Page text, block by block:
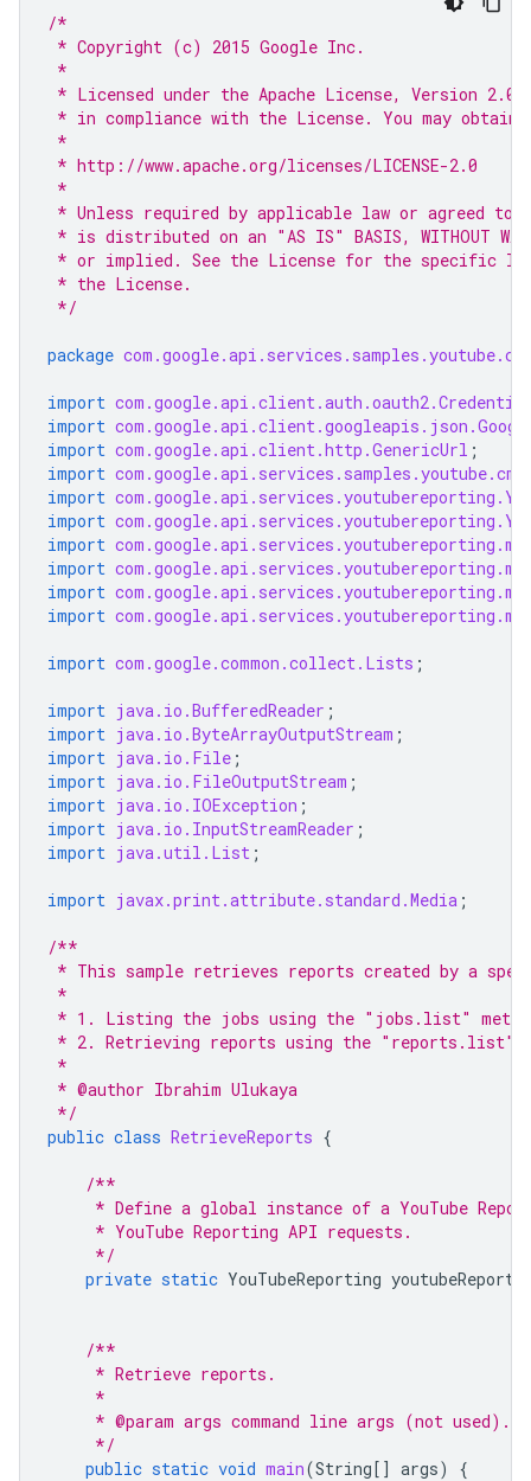
/*
* Copyright (c) 2015 Google Inc.
*
* Licensed under the Apache License, Version
* in compliance with the License. You may
*
* http://www.apache.org/licenses/LICENSE-2.0
*
* Unless required by applicable law or agreed
* is distributed on an "AS IS" BASIS, WITHOUT
* or implied. See the License for the specific
* the License.
*/
package
import
import
import com.google.api.client.http.GenericUrl ;
import
import
import
import
import
import
import
import com.google.common.collect.Lists ;
import java.io.BufferedReader ;
import java.io.ByteArrayOutputStream ;
import java.io.File ;
import java.io.FileOutputStream ;
import java.io.IOException ;
import java.io.InputStreamReader ;
import java.util.List ;
import javax.print.attribute.standard.Media ;
/**
* This sample retrieves reports created by a
*
* 1. Listing the jobs using the "jobs.list"
* 2. Retrieving reports using the "reports.list"
*
* @author Ibrahim Ulukaya
*/
public class RetrieveReports {
/**
* Define a global instance of a YouTube
     * YouTube Reporting API requests.
     */
private static YouTubeReporting
/**
     * Retrieve reports.
     *
     * @param args command line args (not used).
     */
public static void main(String[] args) {